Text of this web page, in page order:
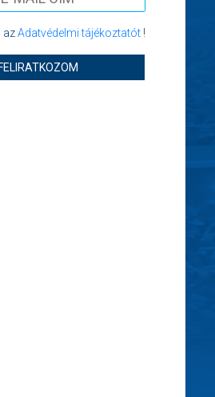
azAdatvédelmi tájékoztatót!
FELIRATKOZOM